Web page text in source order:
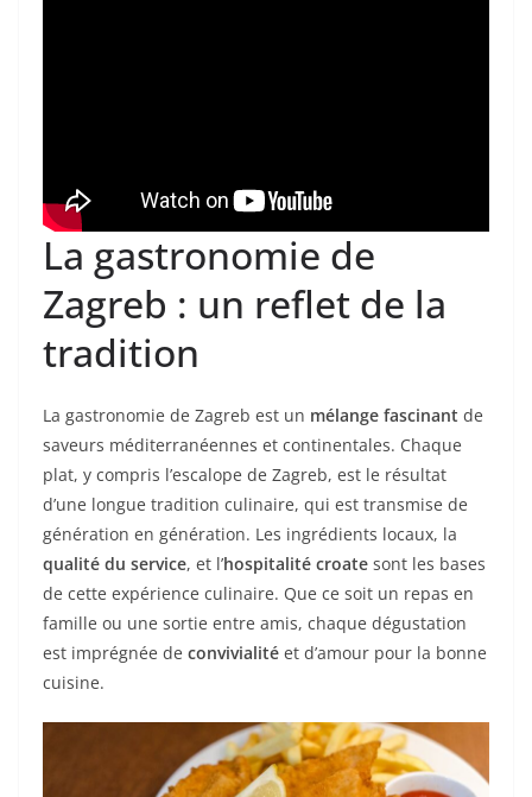
La gastronomie de
Zagreb : un reflet de la
tradition
La gastronomie de Zagreb est un mélange fascinant de
saveurs méditerranéennes et continentales. Chaque
plat, y compris l’escalope de Zagreb, est le résultat
d’une longue tradition culinaire, qui est transmise de
génération en génération. Les ingrédients locaux, la
qualité du service, et l’hospitalité croate sont les bases
de cette expérience culinaire. Que ce soit un repas en
famille ou une sortie entre amis, chaque dégustation
est imprégnée de convivialité et d’amour pour la bonne
cuisine.